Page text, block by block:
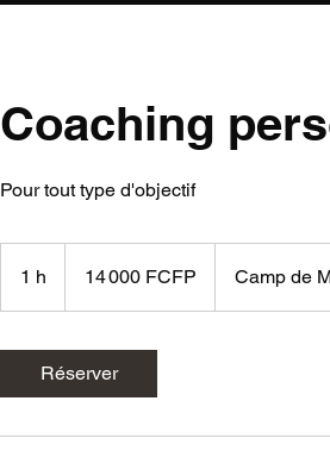
Coaching
Pour tout type d'objectif
1 h
CFP14 000 FCFP Camp de
Réserver